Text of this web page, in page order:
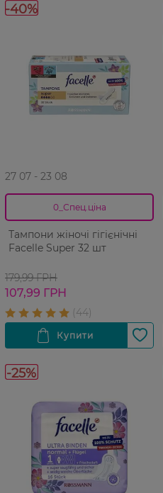
-40%
27 07 - 23 08
0_Спец.ціна
Тампони жіночі гігієнічні
Facelle Super 32 шт
179,99 ГРН
107,99 ГРН
-25%